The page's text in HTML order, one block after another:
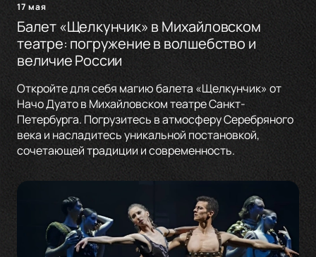
17 мая
Балет «Щелкунчик» в Михайловском
театре: погружение в волшебство и
величие России
Откройте для себя магию балета «Щелкунчик» от
Начо Дуато в Михайловском театре Санкт-
Петербурга. Погрузитесь в атмосферу Серебряного
века и насладитесь уникальной постановкой,
сочетающей традиции и современность.